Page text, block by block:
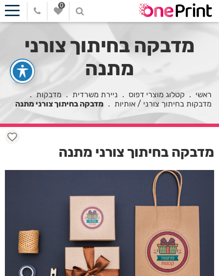
0
מדבקה בחיתוך צורני
מתנה
ראשי . קטלוג מוצרי דפוס . ניירת משרדית . מדבקות .
מדבקות בחיתוך צורני / אותיות . מדבקה בחיתוך צורני מתנה
מדבקה בחיתוך צורני מתנה